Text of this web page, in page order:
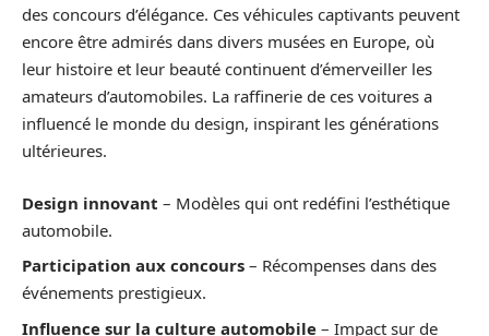
des concours d’élégance. Ces véhicules captivants peuvent
encore être admirés dans divers musées en Europe, où
leur histoire et leur beauté continuent d’émerveiller les
amateurs d’automobiles. La raffinerie de ces voitures a
influencé le monde du design, inspirant les générations
ultérieures.
Design innovant – Modèles qui ont redéfini l’esthétique
automobile.
Participation aux concours – Récompenses dans des
événements prestigieux.
Influence sur la culture automobile – Impact sur de